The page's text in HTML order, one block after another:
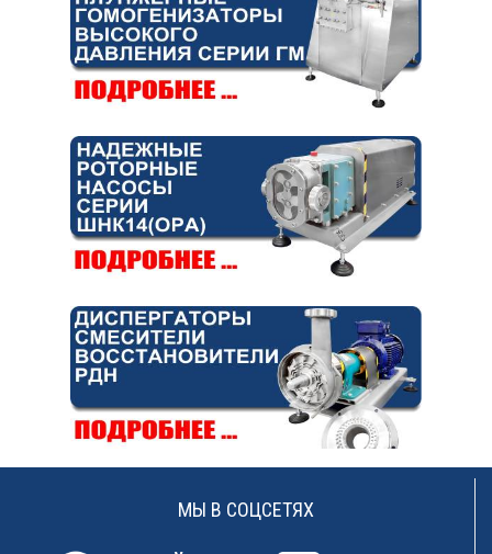
МЫ В СОЦСЕТЯХ